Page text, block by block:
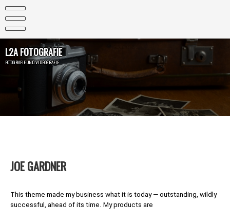
Skip
content
L2A FOTOGRAFIE
FOTOGRAFIE UND VIDEOGRAFIE
JOE GARDNER
This theme made my business what it is today — outstanding, wildly
successful, ahead of its time. My products are